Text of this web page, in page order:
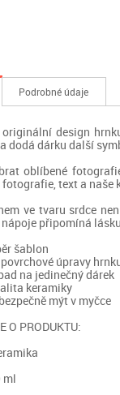
Podrobné údaje
design
dodá dárku další
oblíbené
text a naše
ve tvaru srdce
připomíná
šablon
povrchové úpravy
na jedinečný dárek
keramiky
mýt v myčce
O PRODUKTU:
ml